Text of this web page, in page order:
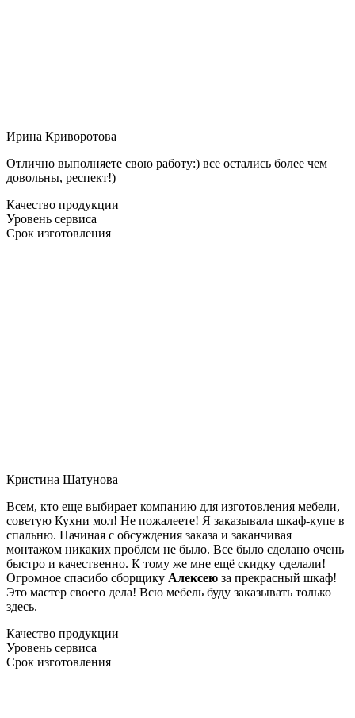
Ирина Криворотова
Отлично выполняете свою работу:) все остались более чем
довольны, респект!)
Качество продукции
Уровень сервиса
Срок изготовления
Кристина Шатунова
Всем, кто еще выбирает компанию для изготовления мебели,
советую Кухни мол! Не пожалеете! Я заказывала шкаф-купе в
спальню. Начиная с обсуждения заказа и заканчивая
монтажом никаких проблем не было. Все было сделано очень
быстро и качественно. К тому же мне ещё скидку сделали!
Огромное спасибо сборщику Алексею за прекрасный шкаф!
Это мастер своего дела! Всю мебель буду заказывать только
здесь.
Качество продукции
Уровень сервиса
Срок изготовления